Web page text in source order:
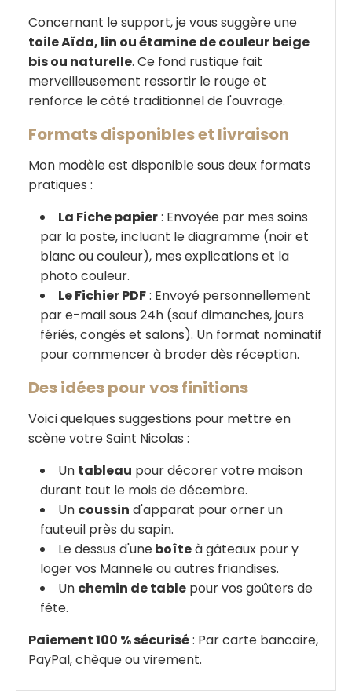
Concernant le support, je vous suggère une
toile Aïda, lin ou étamine de couleur beige
bis ou naturelle. Ce fond rustique fait
merveilleusement ressortir le rouge et
renforce le côté traditionnel de l'ouvrage.
Formats disponibles et livraison
Mon modèle est disponible sous deux formats
pratiques :
La Fiche papier: Envoyée par mes soins
par la poste, incluant le diagramme (noir et
blanc ou couleur), mes explications et la
photo couleur.
Le Fichier PDF: Envoyé personnellement
par e-mail sous 24h (sauf dimanches, jours
fériés, congés et salons). Un format nominatif
pour commencer à broder dès réception.
Des idées pour vos finitions
Voici quelques suggestions pour mettre en
scène votre Saint Nicolas :
Un tableau pour décorer votre maison
durant tout le mois de décembre.
Un coussin d'apparat pour orner un
fauteuil près du sapin.
Le dessus d'uneboîteà gâteaux pour y
loger vos Mannele ou autres friandises.
Un chemin de table pour vos goûters de
fête.
Paiement 100 % sécurisé: Par carte bancaire,
PayPal, chèque ou virement.